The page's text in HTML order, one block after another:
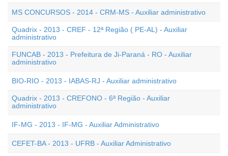
MS CONCURSOS - 2014 - CRM-MS - Auxiliar administrativo
Quadrix - 2013 - CREF - 12ª Região ( PE-AL) - Auxiliar
administrativo
FUNCAB - 2013 - Prefeitura de Ji-Paraná - RO - Auxiliar
administrativo
BIO-RIO - 2013 - IABAS-RJ - Auxiliar administrativo
Quadrix - 2013 - CREFONO - 6ª Região - Auxiliar
administrativo
IF-MG - 2013 - IF-MG - Auxiliar Administrativo
CEFET-BA - 2013 - UFRB - Auxiliar Administrativo